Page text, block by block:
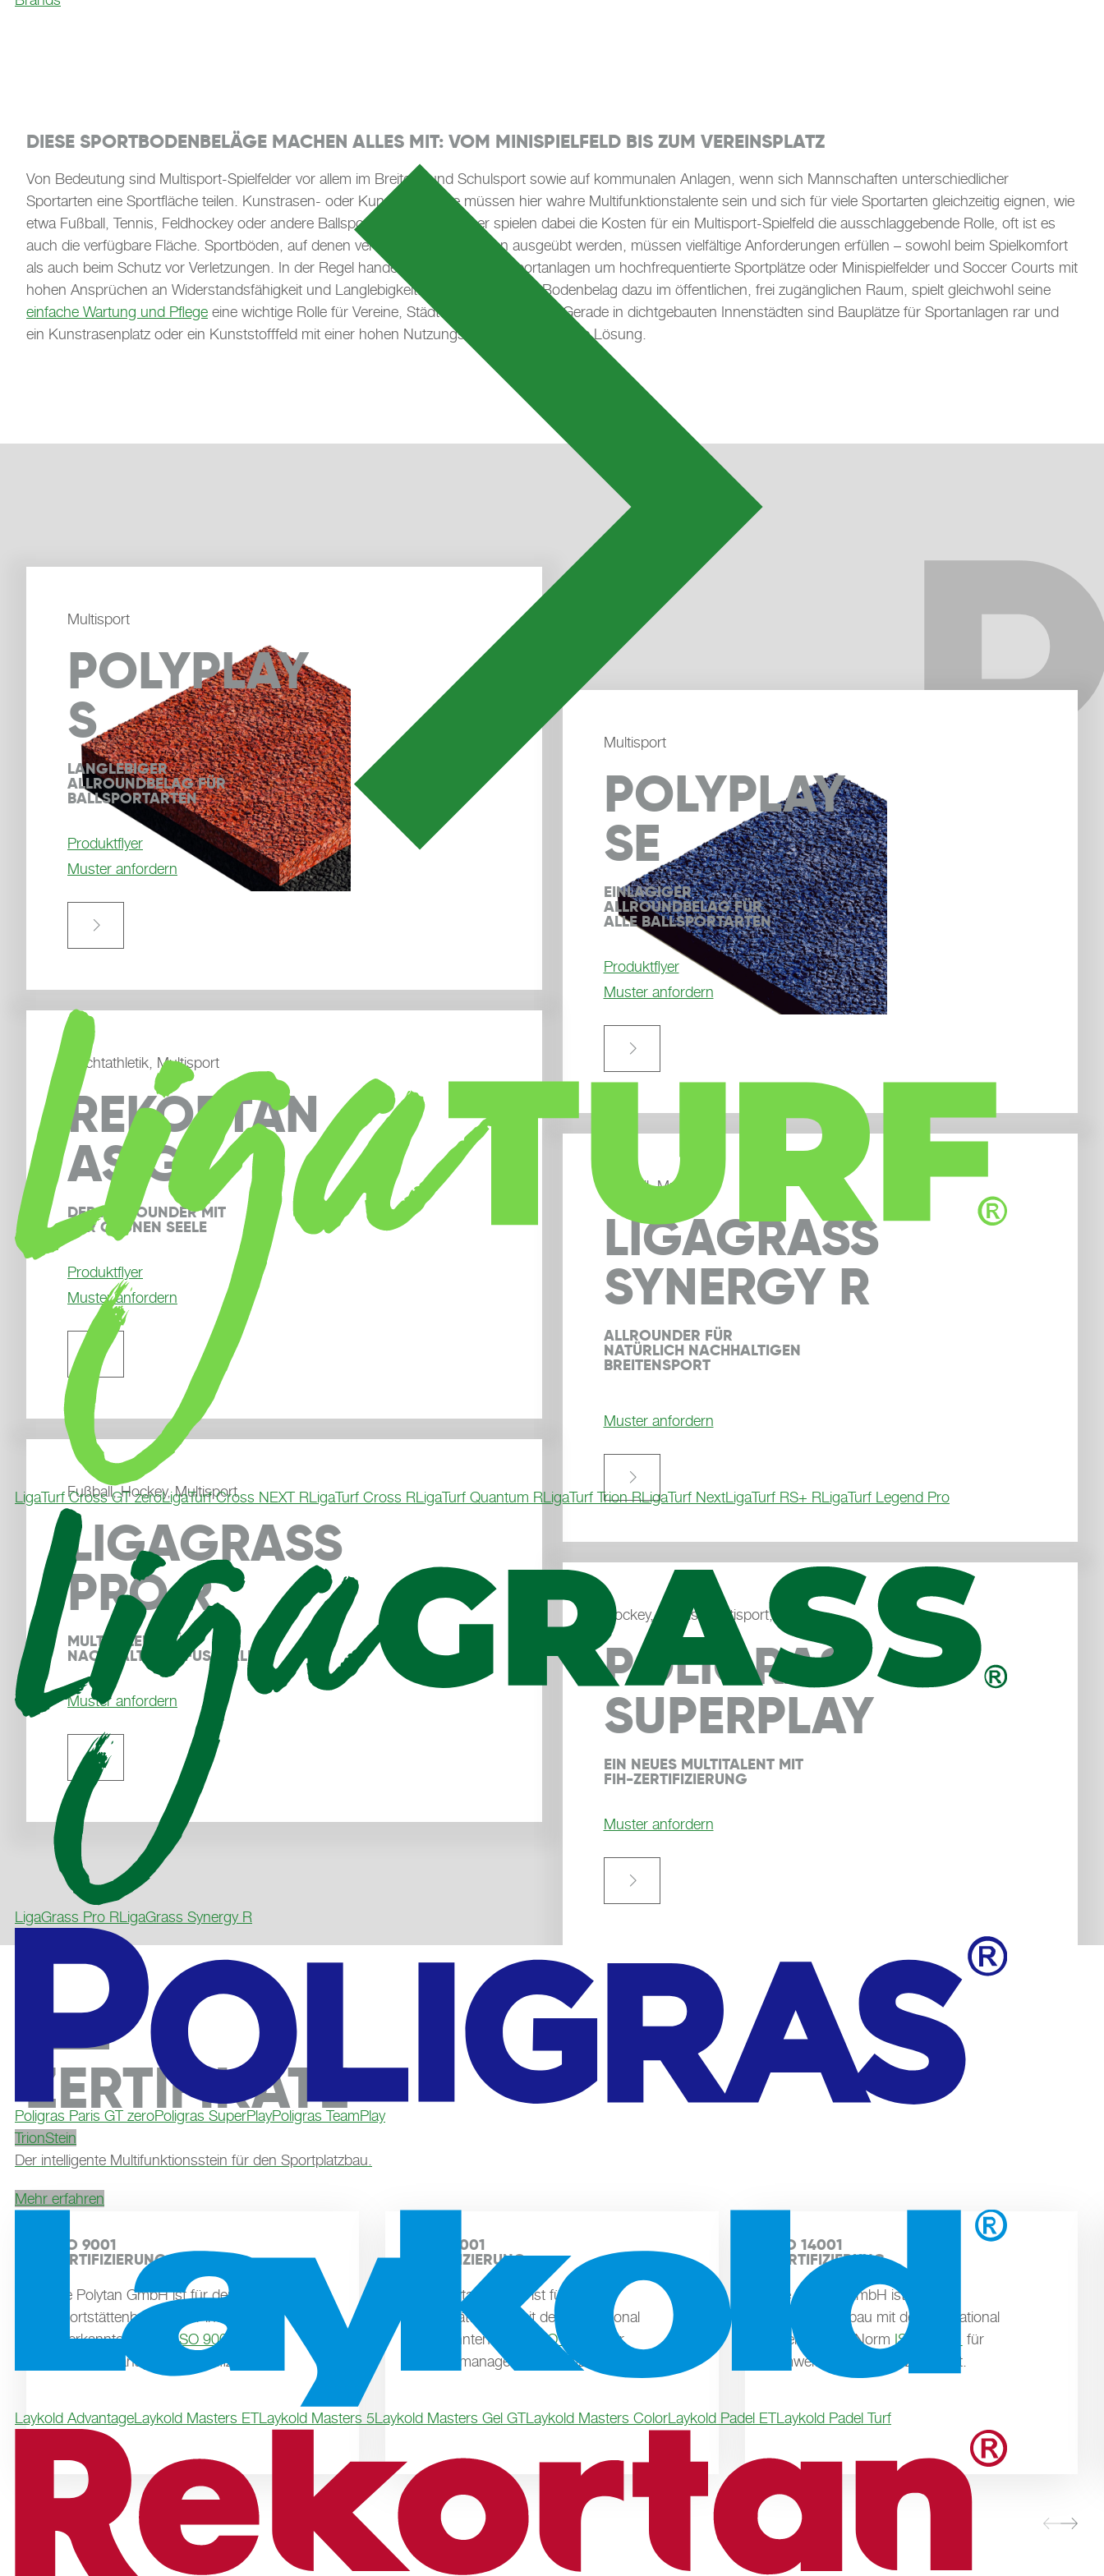
DIESE SPORTBODENBELÄGE MACHEN ALLES MIT: VOM MINISPIELFELD BIS ZUM VEREINSPLATZ
Von Bedeutung sind Multisport-Spielfelder vor allem im Breiten- und Schulsport sowie auf kommunalen Anlagen, wenn sich Mannschaften unterschiedlicher
Sportarten eine Sportfläche teilen. Kunstrasen- oder Kunststoffplätze müssen hier wahre Multifunktionstalente sein und sich für viele Sportarten gleichzeitig eignen, wie
etwa Fußball, Tennis, Feldhockey oder andere Ballsportarten. Nicht immer spielen dabei die Kosten für ein Multisport-Spielfeld die ausschlaggebende Rolle, oft ist es
auch die verfügbare Fläche. Sportböden, auf denen verschiedene Sportarten ausgeübt werden, müssen vielfältige Anforderungen erfüllen – sowohl beim Spielkomfort
als auch beim Schutz vor Verletzungen. In der Regel handelt es sich bei Multisportanlagen um hochfrequentierte Sportplätze oder Minispielfelder und Soccer Courts mit
hohen Ansprüchen an Widerstandsfähigkeit und Langlebigkeit. Liegt der Outdoor-Bodenbelag dazu im öffentlichen, frei zugänglichen Raum, spielt gleichwohl seine
einfache Wartung und Pflege eine wichtige Rolle für Vereine, Städte und Kommunen. Gerade in dichtgebauten Innenstädten sind Bauplätze für Sportanlagen rar und
ein Kunstrasenplatz oder ein Kunststofffeld mit einer hohen Nutzungsintensität eine ideale Lösung.
Multisport
POLYPLAY
S
LANGLEBIGER
ALLROUNDBELAG FÜR
BALLSPORTARTEN
Produktflyer
Muster anfordern

Multisport
POLYPLAY
SE
EINLAGIGER
ALLROUNDBELAG FÜR
ALLE BALLSPORTARTEN
Produktflyer
Muster anfordern

Leichtathletik, Multisport
REKORTAN
AS GT
DER ALLROUNDER MIT
DER GRÜNEN SEELE
Produktflyer
Muster anfordern
Fußball, Multisport
LIGAGRASS
SYNERGY R
ALLROUNDER FÜR
NATÜRLICH NACHHALTIGEN
BREITENSPORT
Muster anfordern

Fußball, Hockey, Multisport
LIGAGRASS
PRO R
MULTITALENT FÜR
NACHHALTIGEN FUSSBALL
Muster anfordern

Hockey, Tennis, Multisport, Padel
POLIGRAS
SUPERPLAY
EIN NEUES MULTITALENT MIT
FIH-ZERTIFIZIERUNG
Muster anfordern

ZERTIFIKATE
ISO 9001
ZERTIFIZIERUNG
Die Polytan GmbH ist für den
Sportstättenbau mit der international
anerkannten Norm
ISO 9001
Qualitätsmanagement zertifiziert.
ISO 50001
ZERTIFIZIERUNG
Die Polytan GmbH ist für den
Sportstättenbau mit der international
anerkannten Norm
ISO 50001
für
Energiemanagement zertifiziert.
ISO 14001
ZERTIFIZIERUNG
Die Polytan GmbH ist für den
Sportstättenbau mit der international
anerkannten Norm ISO 14001
für
Umweltmanagement zertifiziert.
LigaTurf Cross GT zeroLigaTurf Cross NEXT RLigaTurf Cross RLigaTurf Quantum RLigaTurf Trion RLigaTurf NextLigaTurf RS+ RLigaTurf Legend Pro
LigaGrass Pro RLigaGrass Synergy R
Poligras Paris GT zeroPoligras SuperPlayPoligras TeamPlay
TrionStein
Der intelligente Multifunktionsstein für den Sportplatzbau.
Mehr erfahren
Laykold AdvantageLaykold Masters ETLaykold Masters 5Laykold Masters Gel GTLaykold Masters ColorLaykold Padel ETLaykold Padel Turf